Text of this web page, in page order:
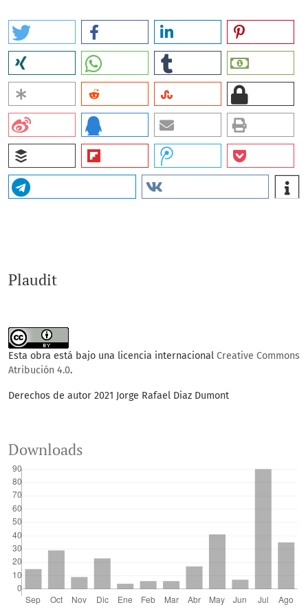
Plaudit
Esta obra está bajo una licencia internacional Creative Commons
Atribución 4.0.
Derechos de autor 2021 Jorge Rafael Diaz Dumont
Downloads